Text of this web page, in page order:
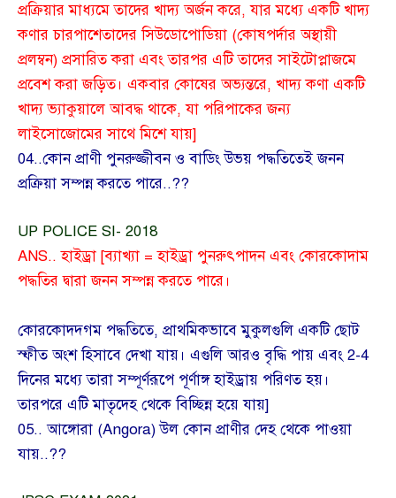
প্রক্রিয়ার মাধ্যমে তাদের খাদ্য অর্জন করে, যার মধ্যে একটি খাদ্য
কণার চারপাশেতাদের সিউডোপোডিয়া (কোষপর্দার অস্থায়ী
প্রলম্বন) প্রসারিত করা এবং তারপর এটি তাদের সাইটোপ্লাজমে
প্রবেশ করা জড়িত। একবার কোষের অভ্যন্তরে, খাদ্য কণা একটি
খাদ্য ভ্যাকুয়ালে আবদ্ধ থাকে, যা পরিপাকের জন্য
লাইসোজোমের সাথে মিশে যায়]
04..কোন প্রাণী পুনরুজ্জীবন ও বাডিং উভয় পদ্ধতিতেই জনন
প্রক্রিয়া সম্পন্ন করতে পারে..??
UP POLICE SI- 2018
ANS.. হাইড্রা [ব্যাখ্যা = হাইড্রা পুনরুৎপাদন এবং কোরকোদাম
পদ্ধতির দ্বারা জনন সম্পন্ন করতে পারে।
কোরকোদদ্গম পদ্ধতিতে, প্রাথমিকভাবে মুকুলগুলি একটি ছোট
স্ফীত অংশ হিসাবে দেখা যায়। এগুলি আরও বৃদ্ধি পায় এবং 2-4
দিনের মধ্যে তারা সম্পূর্ণরূপে পূর্ণাঙ্গ হাইড্রায় পরিণত হয়।
তারপরে এটি মাতৃদেহ থেকে বিচ্ছিন্ন হয়ে যায়]
05.. আঙ্গোরা (Angora) উল কোন প্রাণীর দেহ থেকে পাওয়া
যায়..??